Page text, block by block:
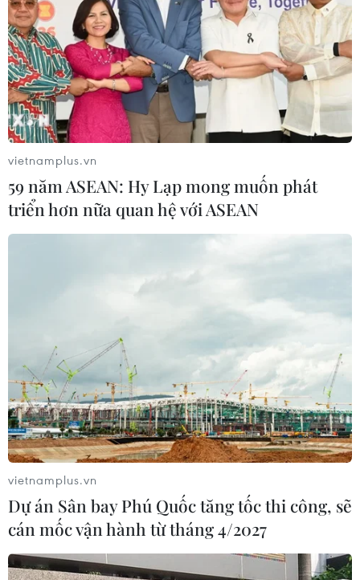
vietnamplus.vn
59 năm ASEAN: Hy Lạp mong muốn phát
triển hơn nữa quan hệ với ASEAN
vietnamplus.vn
Dự án Sân bay Phú Quốc tăng tốc thi công, sẽ
cán mốc vận hành từ tháng 4/2027